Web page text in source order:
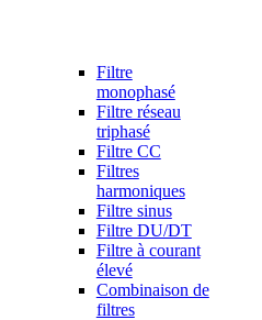
Filtre
monophasé
Filtre réseau
triphasé
Filtre CC
Filtres
harmoniques
Filtre sinus
Filtre DU/DT
Filtre à courant
élevé
Combinaison de
filtres